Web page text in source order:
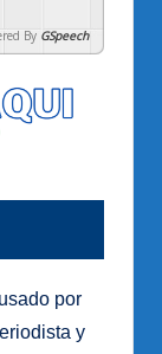
By GSpeech
por
y